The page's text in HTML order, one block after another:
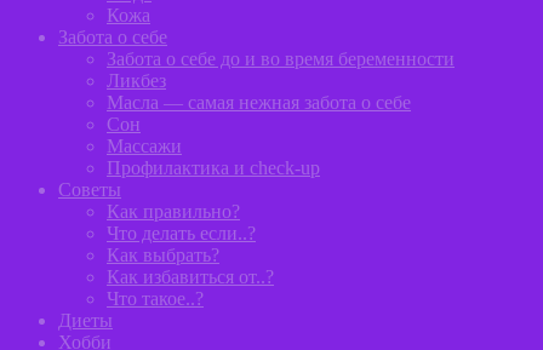
Кожа
Забота о себе
Забота о себе до и во время беременности
Ликбез
Масла — самая нежная забота о себе
Сон
Массажи
Профилактика и сheck-up
Советы
Как правильно?
Что делать если..?
Как выбрать?
Как избавиться от..?
Что такое..?
Диеты
Хобби